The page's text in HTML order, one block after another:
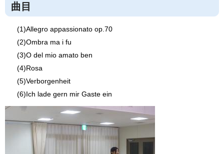
曲目
(1)Allegro appassionato op.70
(2)Ombra ma i fu
(3)O del mio amato ben
(4)Rosa
(5)Verborgenheit
(6)Ich lade gern mir Gaste ein